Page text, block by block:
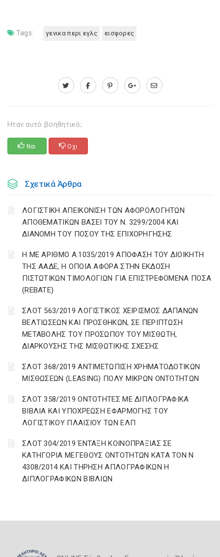
Tags: γενικα περι εγλς εισφορες
Ηταν αυτό βοηθητικό;
Ναι Οχι
Σχετικά Άρθρα
ΛΟΓΙΣΤΙΚΗ ΑΠΕΙΚΟΝΙΣΗ ΤΩΝ ΑΦΟΡΟΛΟΓΗΤΩΝ
ΑΠΟΘΕΜΑΤΙΚΩΝ ΒΑΣΕΙ ΤΟΥ N. 3299/2004 ΚΑΙ
ΔΙΑΝΟΜΗ ΤΟΥ ΠΟΣΟΥ ΤΗΣ ΕΠΙΧΟΡΗΓΗΣΗΣ
Η ΜΕ ΑΡΙΘΜΟ Α.1035/2019 ΑΠΟΦΑΣΗ ΤΟΥ ΔΙΟΙΚΗΤΗ
ΤΗΣ ΑΑΔΕ, Η ΟΠΟΙΑ ΑΦΟΡΑ ΣΤΗΝ ΕΚΔΟΣΗ
ΠΙΣΤΩΤΙΚΩΝ ΤΙΜΟΛΟΓΙΩΝ ΓΙΑ ΕΠΙΣΤΡΕΦΟΜΕΝΑ ΠΟΣΑ
(REBATE)
ΣΛΟΤ 563/2019 ΛΟΓΙΣΤΙΚΟΣ ΧΕΙΡΙΣΜΟΣ ΔΑΠΑΝΩΝ
ΒΕΛΤΙΩΣΕΩΝ ΚΑΙ ΠΡΟΣΘΗΚΩΝ, ΣΕ ΠΕΡΙΠΤΩΣΗ
ΜΕΤΑΒΟΛΗΣ ΤΟΥ ΠΡΟΣΩΠΟΥ ΤΟΥ ΜΙΣΘΩΤΗ,
ΔΙΑΡΚΟΥΣΗΣ ΤΗΣ ΜΙΣΘΩΤΙΚΗΣ ΣΧΕΣΗΣ
ΣΛΟΤ 368/2019 ΑΝΤΙΜΕΤΩΠΙΣΗ ΧΡΗΜΑΤΟΔΟΤΙΚΩΝ
ΜΙΣΘΩΣΕΩΝ (LEASING) ΠΟΛΥ ΜΙΚΡΩΝ ΟΝΤΟΤΗΤΩΝ
ΣΛΟΤ 358/2019 ΟΝΤΟΤΗΤΕΣ ΜΕ ΔΙΠΛΟΓΡΑΦΙΚΑ
ΒΙΒΛΙΑ ΚΑΙ ΥΠΟΧΡΕΩΣΗ ΕΦΑΡΜΟΓΗΣ ΤΟΥ
ΛΟΓΙΣΤΙΚΟΥ ΠΛΑΙΣΙΟΥ ΤΩΝ ΕΛΠ
ΣΛΟΤ 304/2019 ΈΝΤΑΞΗ ΚΟΙΝΟΠΡΑΞΙΑΣ ΣΕ
ΚΑΤΗΓΟΡΙΑ ΜΕΓΕΘΟΥΣ ΟΝΤΟΤΗΤΩΝ ΚΑΤΑ ΤΟΝ Ν
4308/2014 ΚΑΙ ΤΗΡΗΣΗ ΑΠΛΟΓΡΑΦΙΚΩΝ Η
ΔΙΠΛΟΓΡΑΦΙΚΩΝ ΒΙΒΛΙΩΝ